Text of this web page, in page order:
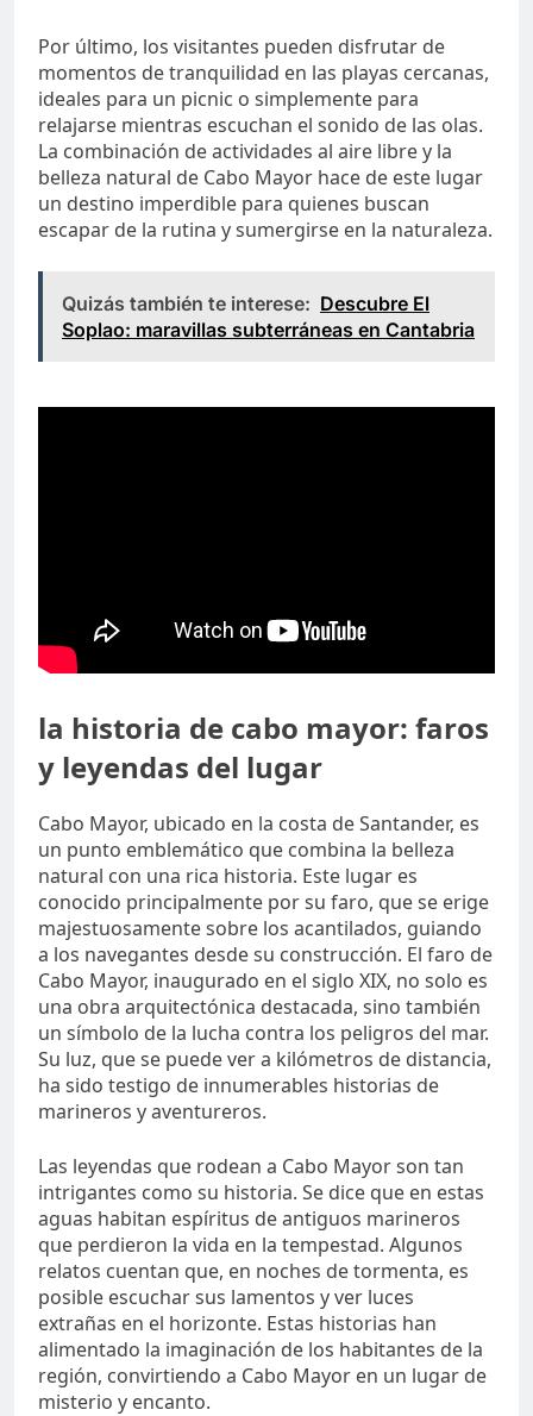
Por último, los visitantes pueden disfrutar de
momentos de tranquilidad en las playas cercanas,
ideales para un picnic o simplemente para
relajarse mientras escuchan el sonido de las olas.
La combinación de actividades al aire libre y la
belleza natural de Cabo Mayor hace de este lugar
un destino imperdible para quienes buscan
escapar de la rutina y sumergirse en la naturaleza.
Quizás también te interese: Descubre El
Soplao: maravillas subterráneas en Cantabria
la historia de cabo mayor: faros
y leyendas del lugar
Cabo Mayor, ubicado en la costa de Santander, es
un punto emblemático que combina la belleza
natural con una rica historia. Este lugar es
conocido principalmente por su faro, que se erige
majestuosamente sobre los acantilados, guiando
a los navegantes desde su construcción. El faro de
Cabo Mayor, inaugurado en el siglo XIX, no solo es
una obra arquitectónica destacada, sino también
un símbolo de la lucha contra los peligros del mar.
Su luz, que se puede ver a kilómetros de distancia,
ha sido testigo de innumerables historias de
marineros y aventureros.
Las leyendas que rodean a Cabo Mayor son tan
intrigantes como su historia. Se dice que en estas
aguas habitan espíritus de antiguos marineros
que perdieron la vida en la tempestad. Algunos
relatos cuentan que, en noches de tormenta, es
posible escuchar sus lamentos y ver luces
extrañas en el horizonte. Estas historias han
alimentado la imaginación de los habitantes de la
región, convirtiendo a Cabo Mayor en un lugar de
misterio y encanto.